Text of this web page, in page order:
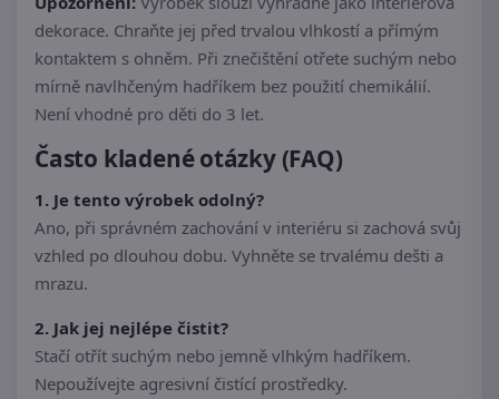
dekorace. Chraňte jej před trvalou vlhkostí a přímým
kontaktem s ohněm. Při znečištění otřete suchým nebo
mírně navlhčeným hadříkem bez použití chemikálií.
Není vhodné pro děti do 3 let.
Často kladené otázky (FAQ)
1. Je tento výrobek odolný?
Ano, při správném zachování v interiéru si zachová svůj
vzhled po dlouhou dobu. Vyhněte se trvalému dešti a
mrazu.
2. Jak jej nejlépe čistit?
Stačí otřít suchým nebo jemně vlhkým hadříkem.
Nepoužívejte agresivní čistící prostředky.